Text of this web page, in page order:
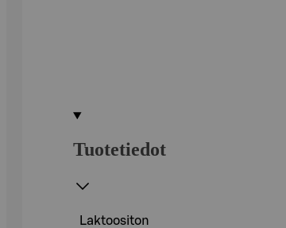
Tuotetiedot
Laktoositon